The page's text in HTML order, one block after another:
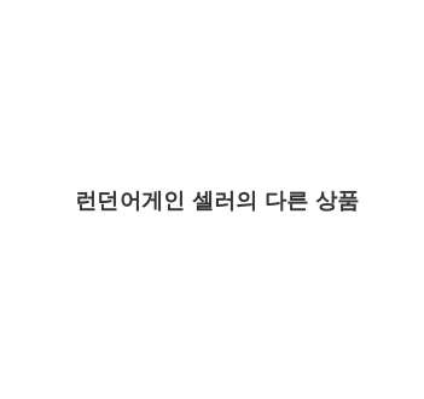
런던어게인 셀러의 다른 상품